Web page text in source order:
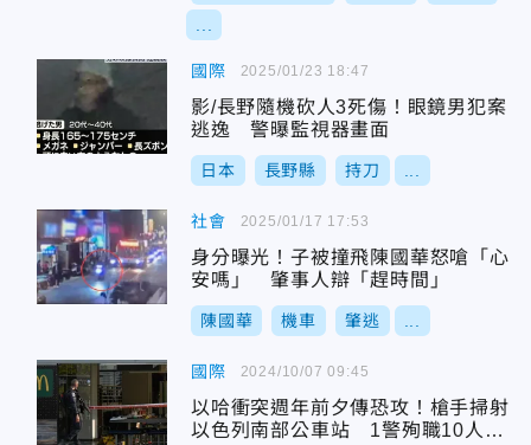
國際
影/長野隨機砍人3死傷！眼鏡男犯案
逃逸 警曝監視器畫面
日本 長野縣 持刀
2025/01/23 18:47
社會
身分曝光！子被撞飛陳國華怒嗆「心
安嗎」 肇事人辯「趕時間」
陳國華 機車 肇逃
2025/01/17 17:53
國際
以哈衝突週年前夕傳恐攻！槍手掃射
以色列南部公車站 1警殉職10人受
2024/10/07 09:45